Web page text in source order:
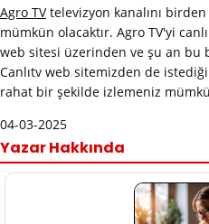
Agro TVtelevizyon kanalını
mümkün olacaktır. Agro TV'yi
web sitesi üzerinden ve şu an
Canlıtv web sitemizden de
rahat bir şekilde izlemeniz
04-03-2025
Yazar Hakkında